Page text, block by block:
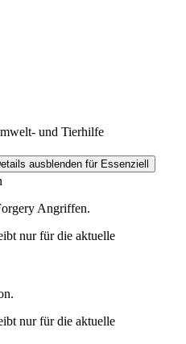
und Tierhilfe
ausblenden für Essenziell
Angriffen.
nur für die aktuelle
nur für die aktuelle